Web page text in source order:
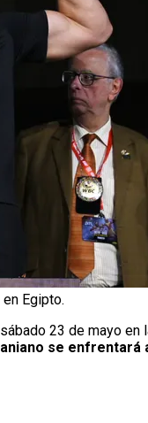
Egipto.
23 de mayo en
se enfrentará